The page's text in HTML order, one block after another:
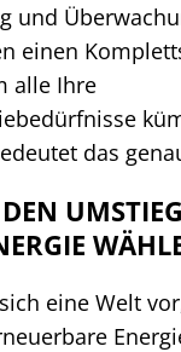
und
einen
alle Ihre
das
eine Welt